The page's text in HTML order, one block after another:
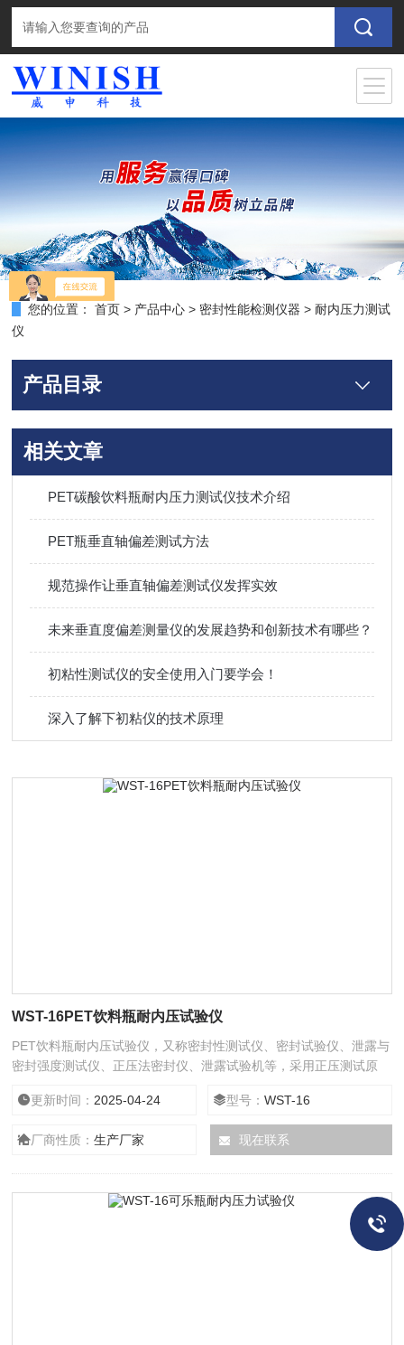
您的位置： 首页 > 产品中心 > 密封性能检测仪器 >耐内压力测试
仪
产品目录
相关文章
PET碳酸饮料瓶耐内压力测试仪技术介绍
PET瓶垂直轴偏差测试方法
规范操作让垂直轴偏差测试仪发挥实效
未来垂直度偏差测量仪的发展趋势和创新技术有哪些？
初粘性测试仪的安全使用入门要学会！
深入了解下初粘仪的技术原理
WST-16PET饮料瓶耐内压试验仪
PET饮料瓶耐内压试验仪，又称密封性测试仪、密封试验仪、泄露与
密封强度测试仪、正压法密封仪、泄露试验机等，采用正压测试原
菌包装件等各封边的封口强度、热封质量、以及整袋胀破压力、密封
泄漏性能的量化测定，各种塑料防盗瓶盖密封性能的量化测定，各种
软管整体密封性能、耐压强度、帽体连接强度、脱扣强度、热封边封
更新时间： 2025-04-24 型号：WST-16
厂商性质：生产厂家 现在联系